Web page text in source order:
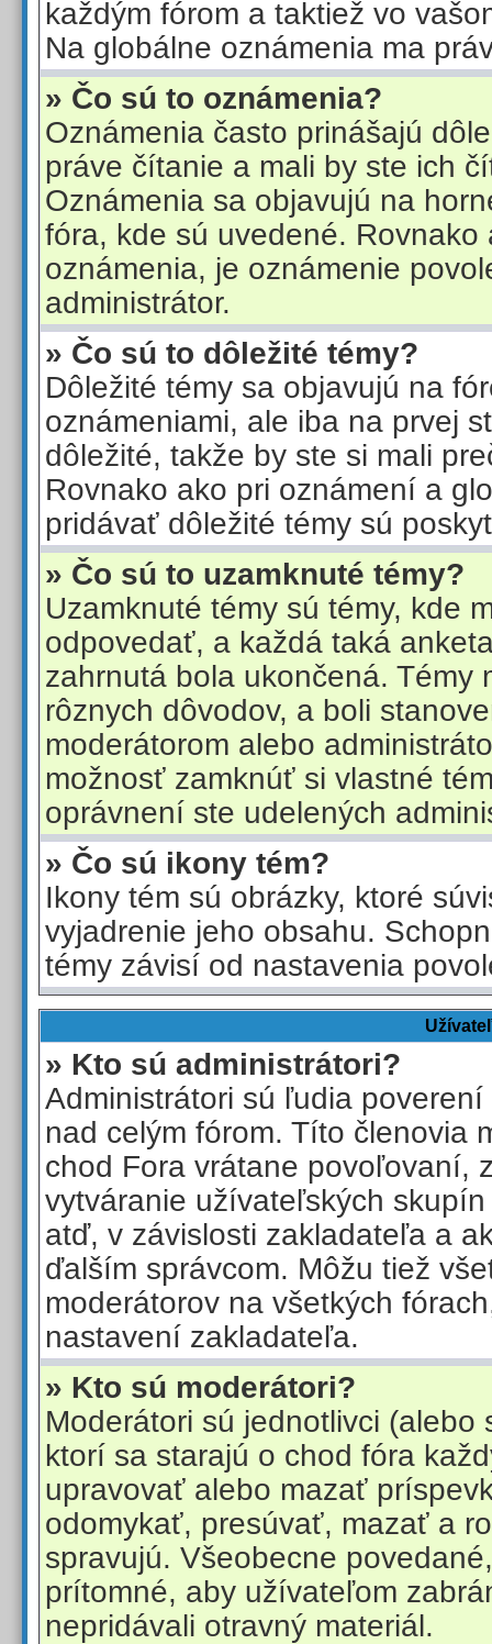
každým fórom a taktiež vo
Na globálne oznámenia ma
» Čo sú to oznámenia?
Oznámenia často prinášajú
práve čítanie a mali by ste ich
Oznámenia sa objavujú na
fóra, kde sú uvedené. Rovnako
oznámenia, je oznámenie
administrátor.
» Čo sú to dôležité témy?
Dôležité témy sa objavujú na
oznámeniami, ale iba na prvej
dôležité, takže by ste si mali
Rovnako ako pri oznámení a
pridávať dôležité témy sú
» Čo sú to uzamknuté témy?
Uzamknuté témy sú témy, kde
odpovedať, a každá taká
zahrnutá bola ukončená. Témy
rôznych dôvodov, a boli
moderátorom alebo
možnosť zamknúť si vlastné
oprávnení ste udelených
» Čo sú ikony tém?
Ikony tém sú obrázky, ktoré
vyjadrenie jeho obsahu.
témy závisí od nastavenia
» Kto sú administrátori?
Administrátori sú ľudia
nad celým fórom. Títo členovia
chod Fora vrátane povoľovaní,
vytváranie užívateľských
atď, v závislosti zakladateľa a
ďalším správcom. Môžu tiež
moderátorov na všetkých
nastavení zakladateľa.
» Kto sú moderátori?
Moderátori sú jednotlivci (alebo
ktorí sa starajú o chod fóra
upravovať alebo mazať
odomykať, presúvať, mazať a
spravujú. Všeobecne
prítomné, aby užívateľom
nepridávali otravný materiál.